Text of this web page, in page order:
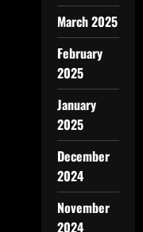
March 2025
February
2025
January
2025
December
2024
November
2024